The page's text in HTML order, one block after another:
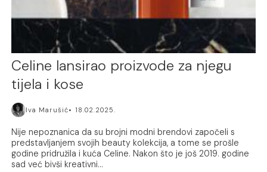
Celine lansirao proizvode za njegu
tijela i kose
Iva Marušić 18.02.2025.
Nije nepoznanica da su brojni modni brendovi započeli s
predstavljanjem svojih beauty kolekcija, a tome se prošle
godine pridružila i kuća Celine. Nakon što je još 2019. godine
sad već bivši kreativni...